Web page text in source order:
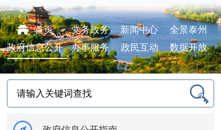
首页 党务政务 新闻中心
全景泰州
政府信息公开
办事服务 政民互动 数据开放